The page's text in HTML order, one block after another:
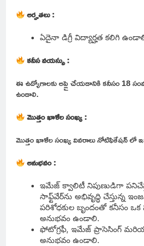
అర్హతలు :
ఏదైనా డిగ్రీ విద్యార్హత కలిగి
కనీస వయస్సు :
ఈ ఉద్యోగాలకు అప్లై చేయడానికి కనీసం 18
ఉండాలి.
మొత్తం ఖాళీల సంఖ్య :
మొత్తం ఖాళీల సంఖ్య వివరాలు నోటిఫికేషన్ లో
అనుభవం :
ఇమేజ్ క్వాలిటీ నిపుణుడిగా
సాఫ్ట్‌వేర్‌ను అభివృద్ధి చేస్తున్న
పరిశోధకుల బృందంతో కనీసం ఒక
అనుభవం ఉండాలి.
ఫోటోగ్రఫీ, ఇమేజ్ ప్రాసెసింగ్
అనుభవం ఉండాలి.